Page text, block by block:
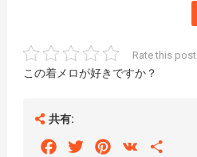
Rate this post
この着メロが好きですか？
共有:
FacebookTwitterPinterest
VK